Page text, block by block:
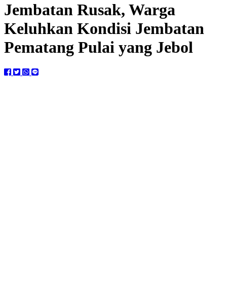
Jembatan Rusak, Warga
Keluhkan Kondisi Jembatan
Pematang Pulai yang Jebol